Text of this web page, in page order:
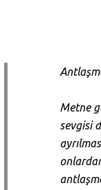
Metne
sevgisi